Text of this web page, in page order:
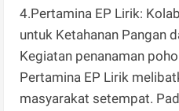
4.Pertamina EP Lirik:
untuk Ketahanan Pangan
Kegiatan penanaman
Pertamina EP Lirik
masyarakat setempat.